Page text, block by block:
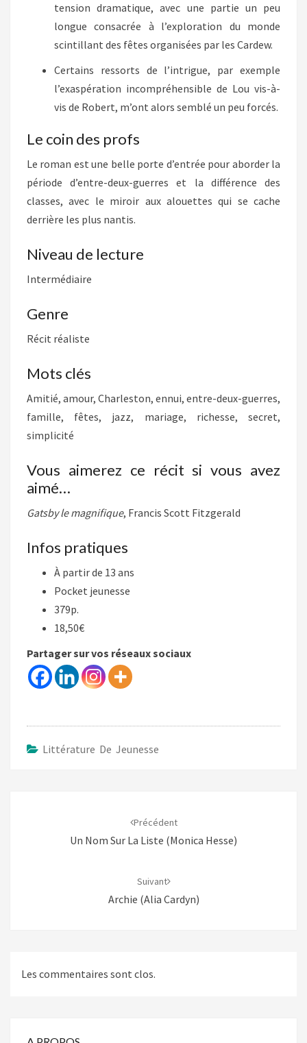
tension dramatique, avec une partie un peu
longue consacrée à l’exploration du monde
scintillant des fêtes organisées par les Cardew.
Certains ressorts de l’intrigue, par exemple
l’exaspération incompréhensible de Lou vis-à-
vis de Robert, m’ont alors semblé un peu forcés.
Le coin des profs
Le roman est une belle porte d’entrée pour aborder la
période d’entre-deux-guerres et la différence des
classes, avec le miroir aux alouettes qui se cache
derrière les plus nantis.
Niveau de lecture
Intermédiaire
Genre
Récit réaliste
Mots clés
Amitié, amour, Charleston, ennui, entre-deux-guerres,
famille, fêtes, jazz, mariage, richesse, secret,
simplicité
Vous aimerez ce récit si vous avez
aimé…
Gatsby le magnifique, Francis Scott Fitzgerald
Infos pratiques
À partir de 13 ans
Pocket jeunesse
379p.
18,50€
Partager sur vos réseaux sociaux
Littérature De Jeunesse
Précédent
Un Nom Sur La Liste (Monica Hesse)
Suivant
Archie (Alia Cardyn)
Les commentaires sont clos.